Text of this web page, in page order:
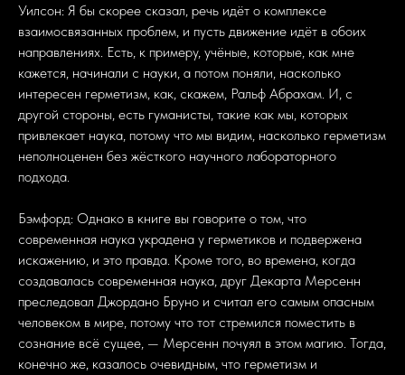
Уилсон: Я бы скорее сказал, речь идёт о комплексе
взаимосвязанных проблем, и пусть движение идёт в обоих
направлениях. Есть, к примеру, учёные, которые, как мне
кажется, начинали с науки, а потом поняли, насколько
интересен герметизм, как, скажем, Ральф Абрахам. И, с
другой стороны, есть гуманисты, такие как мы, которых
привлекает наука, потому что мы видим, насколько герметизм
неполноценен без жёсткого научного лабораторного
подхода.
Бэмфорд: Однако в книге вы говорите о том, что
современная наука украдена у герметиков и подвержена
искажению, и это правда. Кроме того, во времена, когда
создавалась современная наука, друг Декарта Мерсенн
преследовал Джордано Бруно и считал его самым опасным
человеком в мире, потому что тот стремился поместить в
сознание всё сущее, — Мерсенн почуял в этом магию. Тогда,
конечно же, казалось очевидным, что герметизм и